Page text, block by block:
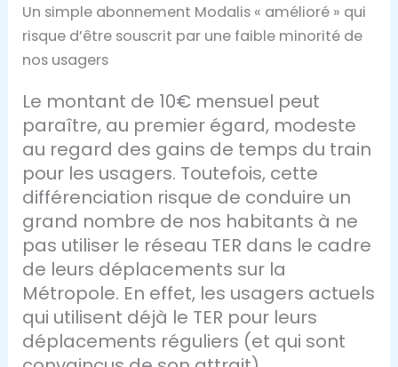
Un simple abonnement Modalis « amélioré » qui
risque d’être souscrit par une faible minorité de
nos usagers
Le montant de 10€ mensuel peut
paraître, au premier égard, modeste
au regard des gains de temps du train
pour les usagers. Toutefois, cette
différenciation risque de conduire un
grand nombre de nos habitants à ne
pas utiliser le réseau TER dans le cadre
de leurs déplacements sur la
Métropole. En effet, les usagers actuels
qui utilisent déjà le TER pour leurs
déplacements réguliers (et qui sont